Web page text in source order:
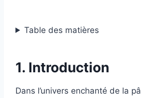
Table des matières
1. Introduction
Dans l’univers enchanté de la